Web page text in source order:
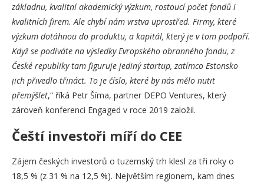
základnu, kvalitní akademický výzkum, rostoucí počet fondů i
kvalitních firem. Ale chybí nám vrstva uprostřed. Firmy, které
výzkum dotáhnou do produktu, a kapitál, který je v tom podpoří.
Když se podíváte na výsledky Evropského obranného fondu, z
České republiky tam figuruje jediný startup, zatímco Estonsko
jich přivedlo třináct. To je číslo, které by nás mělo nutit
přemýšlet,“ říká Petr Šíma, partner DEPO Ventures, který
zároveň konferenci Engaged v roce 2019 založil.
Čeští investoři míří do CEE
Zájem českých investorů o tuzemský trh klesl za tři roky o
18,5 % (z 31 % na 12,5 %). Největším regionem, kam dnes